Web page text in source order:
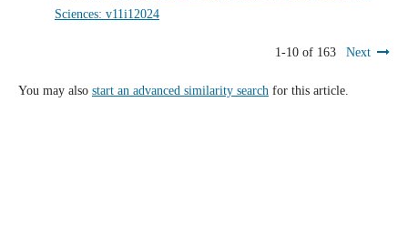
Sciences: v11i12024
1-10 of 163 Next
You may also start an advanced similarity search for this article.